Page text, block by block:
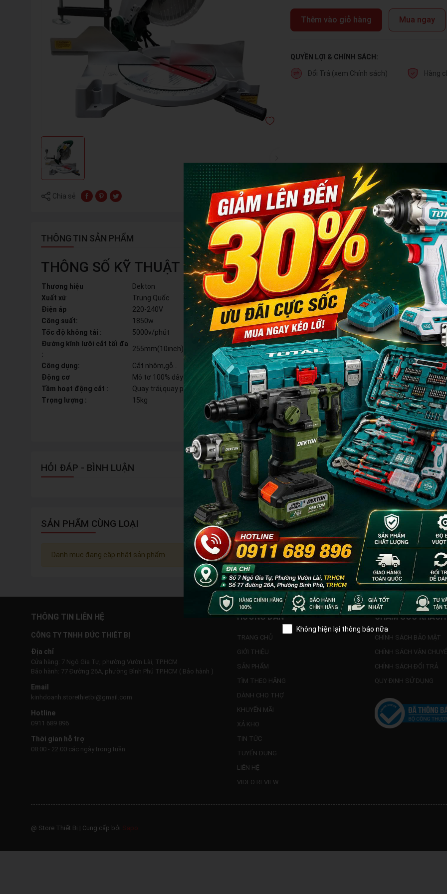
Chia sẻ
Thêm vào giỏ hàng Mua ngay
QUYỀN LỢI & CHÍNH SÁCH:
Đổi Trả (xem Chính sách) Hàng
THÔNG TIN SẢN PHẨM
THÔNG SỐ KỸ THUẬT
Thương hiệu
Dekton
Xuất xứ
Trung Quốc
Điện áp
220-240V
Công suất:
1850w
Tốc độ không tải :
5000v/phút
Đường kĩnh lưỡi cắt tối đa
:
255mm(10inch)
Công dụng:
Cắt nhôm,gỗ...
Động cơ
Mô tơ 100% dây đồng,
Tầm hoạt động cắt :
Quay trái,quay phải 45°
Trọng lượng :
15kg
HỎI ĐÁP - BÌNH LUẬN
SẢN PHẨM CÙNG LOẠI
Danh mục đang cập nhật sản phẩm
THÔNG TIN LIÊN HỆ
CÔNG TY TNHH ĐỨC THIẾT BỊ
Địa chỉ
Cửa hàng: 7 Ngô Gia Tự, phường Vườn Lài, TP.HCM
Bảo hành: 77 Đường 26A, phường Bình Phú TP.HCM ( Bảo hành )
Email
kinhdoanh.storethietbi@gmail.com
Hotline
0911 689 896
Thời gian hỗ trợ
08:00 - 22:00 các ngày trong tuần
HƯỚNG DẪN
TRANG CHỦ
GIỚI THIỆU
SẢN PHẨM
TÌM THEO HÃNG
DÀNH CHO THỢ
KHUYẾN MÃI
XẢ KHO
TIN TỨC
TUYỂN DỤNG
LIÊN HỆ
VIDEO REVIEW
CHĂM SÓC
CHÍNH SÁCH BẢO MẬT
CHÍNH SÁCH VẬN
CHÍNH SÁCH ĐỔI TRẢ
QUY ĐỊNH SỬ DỤNG
@ Store Thiết Bị | Cung cấp bởi Sapo
Không hiện lại thông báo nữa